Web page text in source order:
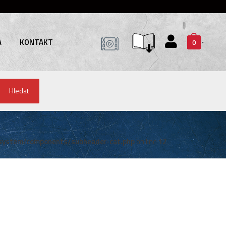
KONTAKT 0
Hledat
components/subheader-cat.phpon line12